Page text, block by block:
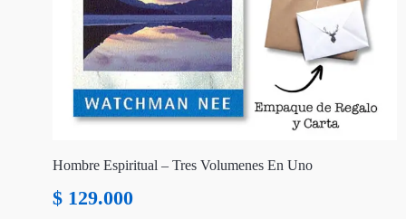
Hombre Espiritual – Tres Volumenes En Uno
$ 129.000